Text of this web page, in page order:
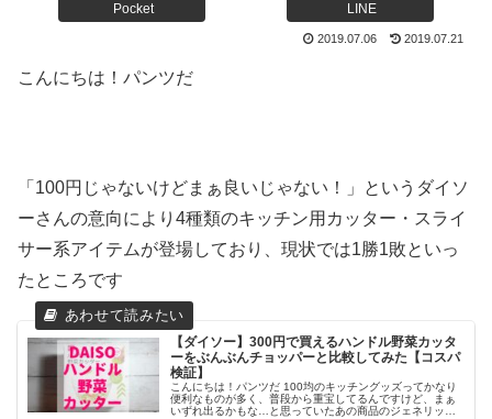
Pocket LINE
2019.07.06 2019.07.21
こんにちは！パンツだ
「100円じゃないけどまぁ良いじゃない！」というダイソ
ーさんの意向により4種類のキッチン用カッター・スライ
サー系アイテムが登場しており、現状では1勝1敗といっ
たところです
【ダイソー】300円で買えるハンドル野菜カッタ
ーをぶんぶんチョッパーと比較してみた【コスパ
検証】
こんにちは！パンツだ 100均のキッチングッズってかなり
便利なものが多く、普段から重宝してるんですけど、まぁ
いずれ出るかもな…と思っていたあの商品のジェネリック